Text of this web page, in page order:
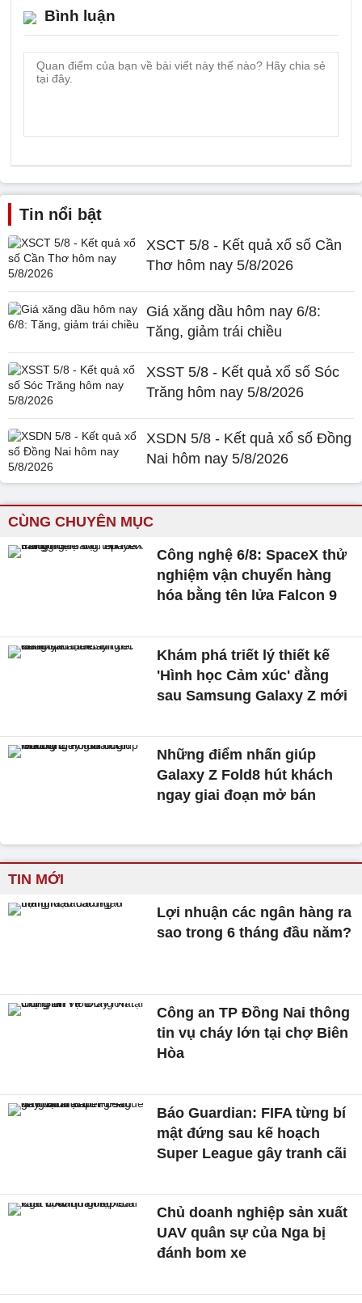
Bình luận
Tin nổi bật
XSCT 5/8 - Kết quả xổ số Cần
Thơ hôm nay 5/8/2026
Giá xăng dầu hôm nay 6/8:
Tăng, giảm trái chiều
XSST 5/8 - Kết quả xổ số Sóc
Trăng hôm nay 5/8/2026
XSDN 5/8 - Kết quả xổ số Đồng
Nai hôm nay 5/8/2026
CÙNG CHUYÊN MỤC
Công nghệ 6/8: SpaceX thử
nghiệm vận chuyển hàng
hóa bằng tên lửa Falcon 9
Khám phá triết lý thiết kế
'Hình học Cảm xúc' đằng
sau Samsung Galaxy Z mới
Những điểm nhấn giúp
Galaxy Z Fold8 hút khách
ngay giai đoạn mở bán
TIN MỚI
Lợi nhuận các ngân hàng ra
sao trong 6 tháng đầu năm?
Công an TP Đồng Nai thông
tin vụ cháy lớn tại chợ Biên
Hòa
Báo Guardian: FIFA từng bí
mật đứng sau kế hoạch
Super League gây tranh cãi
Chủ doanh nghiệp sản xuất
UAV quân sự của Nga bị
đánh bom xe